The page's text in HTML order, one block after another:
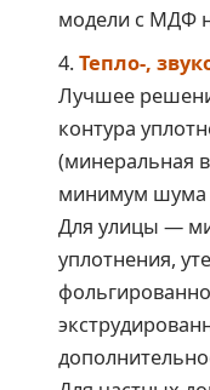
модели с МДФ
Тепло-,
Лучшее
контура
(минеральная
минимум шума
Для улицы —
уплотнения,